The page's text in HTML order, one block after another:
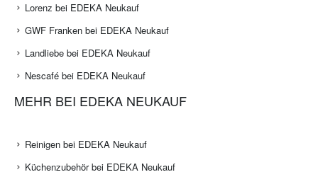
Lorenz bei EDEKA Neukauf
GWF Franken bei EDEKA Neukauf
Landliebe bei EDEKA Neukauf
Nescafé bei EDEKA Neukauf
MEHR BEI EDEKA NEUKAUF
Reinigen bei EDEKA Neukauf
Küchenzubehör bei EDEKA Neukauf